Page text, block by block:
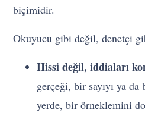
biçimidir.
Okuyucu gibi değil, denetçi
Hissi değil, iddiaları
gerçeği, bir sayıyı ya
yerde, bir örneklemini